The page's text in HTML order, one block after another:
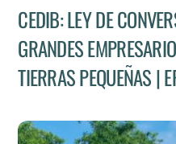
CEDIB: LEY DE
GRANDES
TIERRAS PEQUEÑAS |